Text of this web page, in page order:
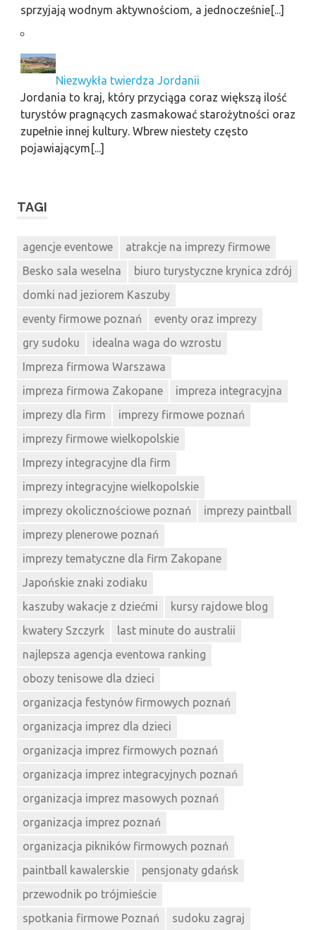
sprzyjają wodnym aktywnościom, a jednocześnie[...]
Niezwykła twierdza Jordanii
Jordania to kraj, który przyciąga coraz większą ilość
turystów pragnących zasmakować starożytności oraz
zupełnie innej kultury. Wbrew niestety często
pojawiającym[...]
TAGI
agencje eventowe
atrakcje na imprezy firmowe
Besko sala weselna
biuro turystyczne krynica zdrój
domki nad jeziorem Kaszuby
eventy firmowe poznań
eventy oraz imprezy
gry sudoku
idealna waga do wzrostu
Impreza firmowa Warszawa
impreza firmowa Zakopane
impreza integracyjna
imprezy dla firm
imprezy firmowe poznań
imprezy firmowe wielkopolskie
Imprezy integracyjne dla firm
imprezy integracyjne wielkopolskie
imprezy okolicznościowe poznań
imprezy paintball
imprezy plenerowe poznań
imprezy tematyczne dla firm Zakopane
Japońskie znaki zodiaku
kaszuby wakacje z dziećmi
kursy rajdowe blog
kwatery Szczyrk
last minute do australii
najlepsza agencja eventowa ranking
obozy tenisowe dla dzieci
organizacja festynów firmowych poznań
organizacja imprez dla dzieci
organizacja imprez firmowych poznań
organizacja imprez integracyjnych poznań
organizacja imprez masowych poznań
organizacja imprez poznań
organizacja pikników firmowych poznań
paintball kawalerskie
pensjonaty gdańsk
przewodnik po trójmieście
spotkania firmowe Poznań
sudoku zagraj